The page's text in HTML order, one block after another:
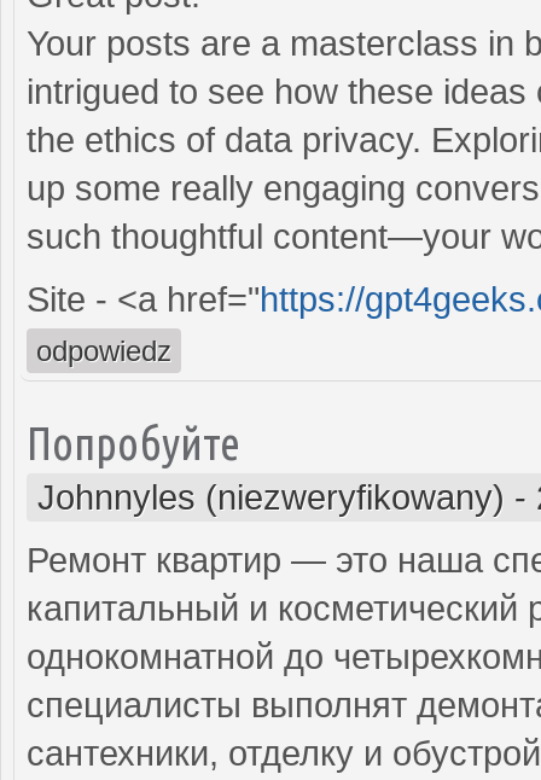
Your posts are a masterclass in
intrigued to see how these
the ethics of data privacy.
up some really engaging
such thoughtful content—your
Site - <a href="https://
odpowiedz
Попробуйте
Johnnyles (niezweryfikowany) -
Ремонт квартир — это наша
капитальный и косметический
однокомнатной до
специалисты выполнят
сантехники, отделку и